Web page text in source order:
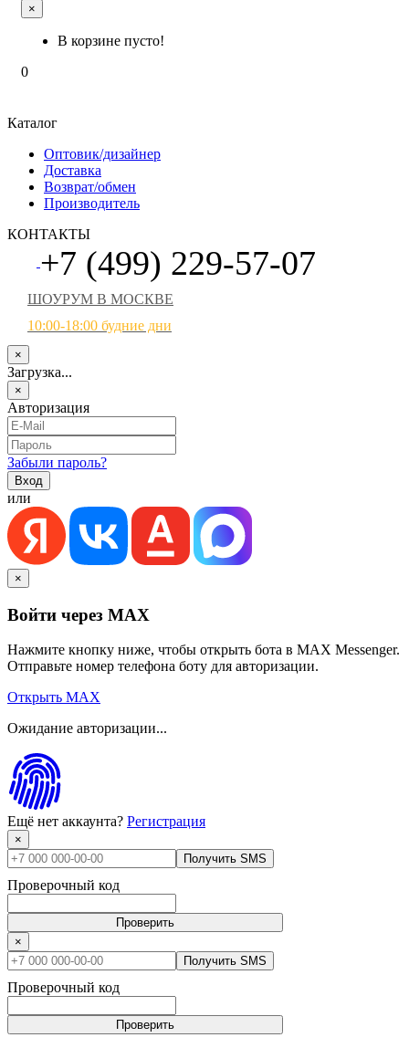
×
В корзине пусто!
0
Каталог
Оптовик/дизайнер
Доставка
Возврат/обмен
Производитель
КОНТАКТЫ
+7 (499) 229-57-07
ШОУРУМ В МОСКВЕ
10:00-18:00 будние дни
×
Загрузка...
×
Авторизация
Забыли пароль?
или
×
Войти через MAX
Нажмите кнопку ниже, чтобы открыть бота в MAX Messenger.
Отправьте номер телефона боту для авторизации.
Открыть MAX
Ожидание авторизации...
Ещё нет аккаунта? Регистрация
×
Получить SMS
Проверочный код
Проверить
×
Получить SMS
Проверочный код
Проверить